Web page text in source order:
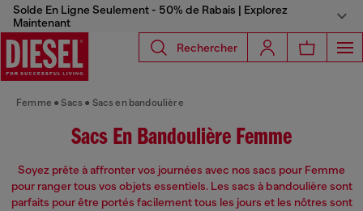
Solde En Ligne Seulement - 50% de Rabais | Explorez
Maintenant
Rechercher
Femme Sacs Sacs en bandoulière
Sacs En Bandoulière Femme
Soyez prête à affronter vos journées avec nos sacs pour Femme
pour ranger tous vos objets essentiels. Les sacs à bandoulière sont
parfaits pour être portés facilement tous les jours et les nôtres sont